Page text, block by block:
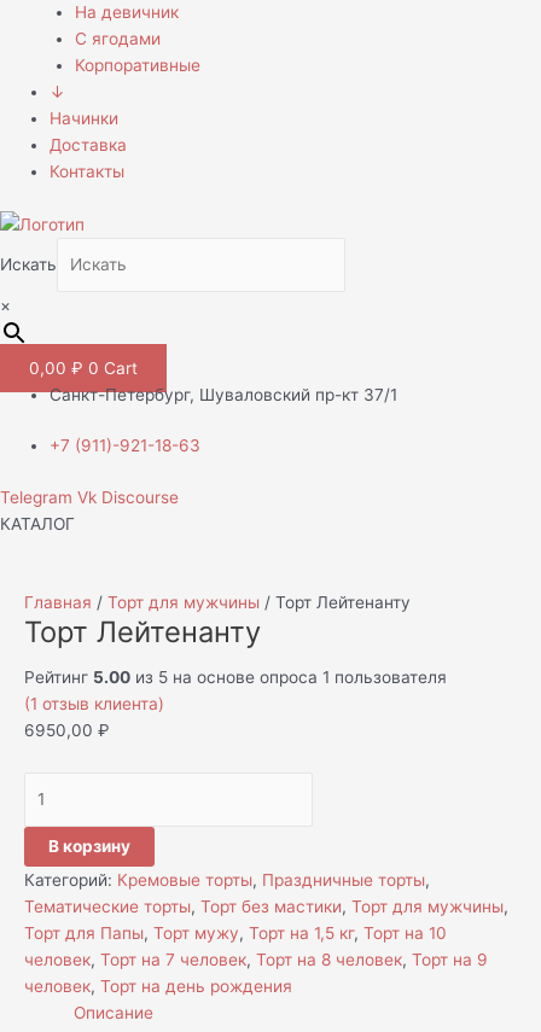
На девичник
С ягодами
Корпоративные
↓
Начинки
Доставка
Контакты
Искать
×
0,00 ₽ 0 Cart
Санкт-Петербург, Шуваловский пр-кт 37/1
+7 (911)-921-18-63
Telegram Vk Discourse
КАТАЛОГ
Главная / Торт для мужчины / Торт Лейтенанту
Торт Лейтенанту
Рейтинг 5.00 из 5 на основе опроса 1 пользователя
(1 отзыв клиента)
6950,00 ₽
В корзину
Категорий: Кремовые торты, Праздничные торты,
Тематические торты, Торт без мастики, Торт для мужчины,
Торт для Папы, Торт мужу, Торт на 1,5 кг, Торт на 10
человек, Торт на 7 человек, Торт на 8 человек, Торт на 9
человек, Торт на день рождения
Описание